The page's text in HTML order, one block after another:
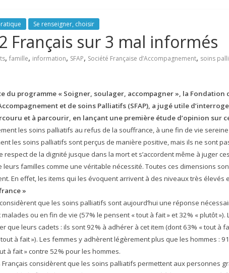
Se renseigner, choisir
Français sur 3 mal informés
, famille, information, SFAP, Société Française d’Accompagnement, soins
du programme « Soigner, soulager, accompagner », la Fondation
et de soins Palliatifs (SFAP), a jugé utile
et à parcourir, en lançant une première étude d’opinion sur
les soins palliatifs au refus de la souffrance, à une fin de vie
les soins palliatifs sont perçus de manière positive, mais ils ne sont
de la dignité jusque dans la mort et s’accordent même à juger
leurs familles comme une véritable nécessité. Toutes ces dimensions
En effet, les items qui les évoquent arrivent à des niveaux très élevés
»
que les soins palliatifs sont aujourd’hui une réponse
ou en fin de vie (57% le pensent « tout à fait » et 32% « plutôt »).
que leurs cadets : ils sont 92% à adhérer à cet item (dont 63% « tout à
à fait »). Les femmes y adhèrent légèrement plus que les hommes :
à fait » contre 52% pour les hommes.
considèrent que les soins palliatifs permettent aux personnes